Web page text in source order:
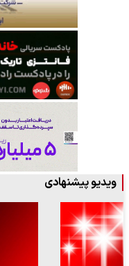
ویدیو پیشنهادی